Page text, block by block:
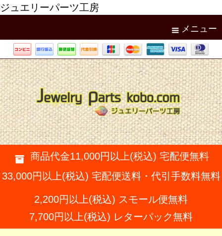
ジュエリーパーツ工房
メニュー
商品代金11,000円以上(税込) 宅配便無料
33,000円以上(税込) 宅配便送料・代引手数料無料
2,200円以上(税込) スモール便無料
7,700円以上(税込) レターパック無料